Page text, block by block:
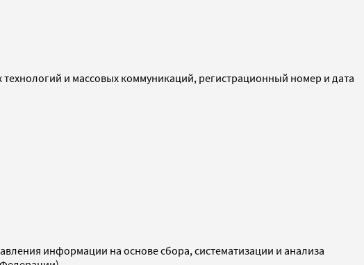
и массовых коммуникаций, регистрационный номер и дата
информации на основе сбора, систематизации и анализа